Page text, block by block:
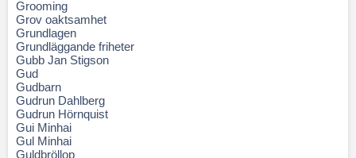
Grooming
Grov oaktsamhet
Grundlagen
Grundläggande friheter
Gubb Jan Stigson
Gud
Gudbarn
Gudrun Dahlberg
Gudrun Hörnquist
Gui Minhai
Gul Minhai
Guldbröllop